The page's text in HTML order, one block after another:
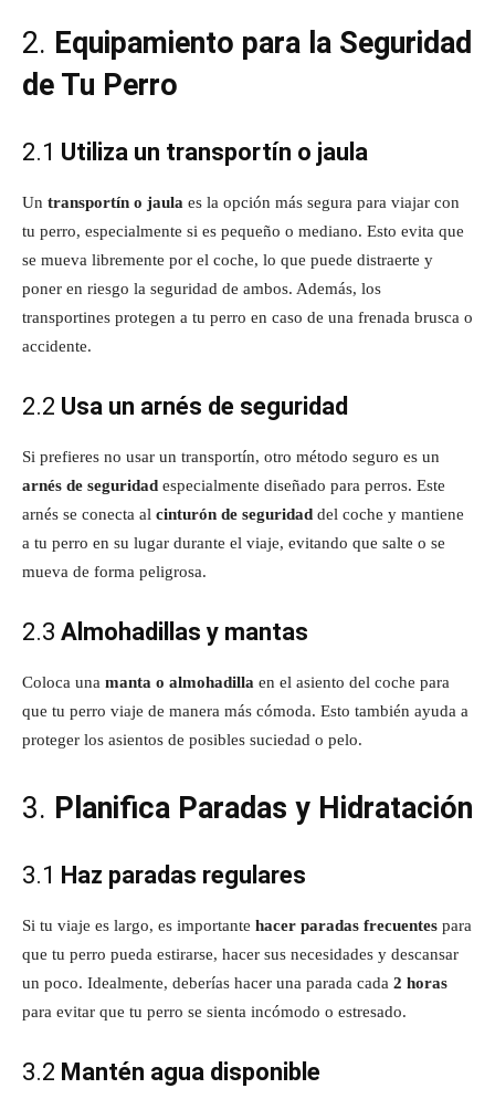
2. Equipamiento para la Seguridad
de Tu Perro
2.1 Utiliza un transportín o jaula
Un transportín o jaula es la opción más segura para viajar con
tu perro, especialmente si es pequeño o mediano. Esto evita que
se mueva libremente por el coche, lo que puede distraerte y
poner en riesgo la seguridad de ambos. Además, los
transportines protegen a tu perro en caso de una frenada brusca o
accidente.
2.2 Usa un arnés de seguridad
Si prefieres no usar un transportín, otro método seguro es un
arnés de seguridad especialmente diseñado para perros. Este
arnés se conecta al cinturón de seguridad del coche y mantiene
a tu perro en su lugar durante el viaje, evitando que salte o se
mueva de forma peligrosa.
2.3 Almohadillas y mantas
Coloca una manta o almohadilla en el asiento del coche para
que tu perro viaje de manera más cómoda. Esto también ayuda a
proteger los asientos de posibles suciedad o pelo.
3. Planifica Paradas y Hidratación
3.1 Haz paradas regulares
Si tu viaje es largo, es importante hacer paradas frecuentes para
que tu perro pueda estirarse, hacer sus necesidades y descansar
un poco. Idealmente, deberías hacer una parada cada 2 horas
para evitar que tu perro se sienta incómodo o estresado.
3.2 Mantén agua disponible